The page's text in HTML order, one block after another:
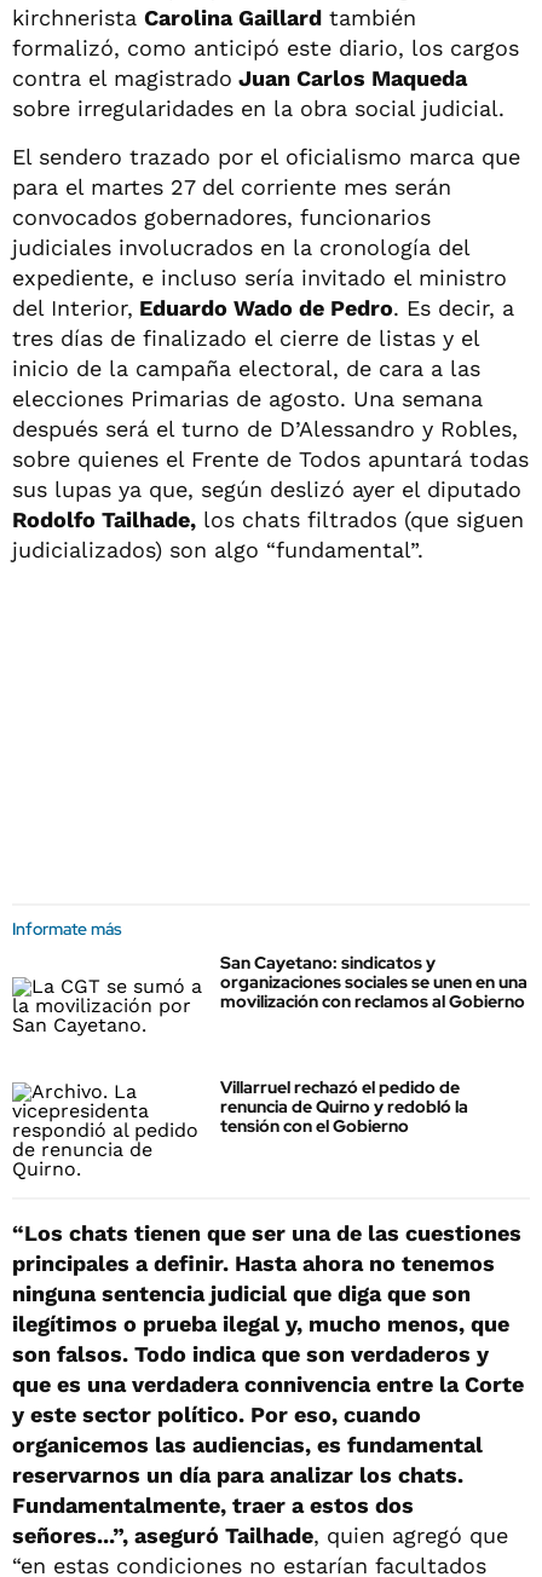
kirchnerista Carolina Gaillard también
formalizó, como anticipó este diario, los cargos
contra el magistrado Juan Carlos Maqueda
sobre irregularidades en la obra social judicial.
El sendero trazado por el oficialismo marca que
para el martes 27 del corriente mes serán
convocados gobernadores, funcionarios
judiciales involucrados en la cronología del
expediente, e incluso sería invitado el ministro
del Interior, Eduardo Wado de Pedro. Es decir, a
tres días de finalizado el cierre de listas y el
inicio de la campaña electoral, de cara a las
elecciones Primarias de agosto. Una semana
después será el turno de D’Alessandro y Robles,
sobre quienes el Frente de Todos apuntará todas
sus lupas ya que, según deslizó ayer el diputado
Rodolfo Tailhade, los chats filtrados (que siguen
judicializados) son algo “fundamental”.
Informate más
San Cayetano: sindicatos y
organizaciones sociales se unen en una
movilización con reclamos al Gobierno
Villarruel rechazó el pedido de
renuncia de Quirno y redobló la
tensión con el Gobierno
“Los chats tienen que ser una de las cuestiones
principales a definir. Hasta ahora no tenemos
ninguna sentencia judicial que diga que son
ilegítimos o prueba ilegal y, mucho menos, que
son falsos. Todo indica que son verdaderos y
que es una verdadera connivencia entre la Corte
y este sector político. Por eso, cuando
organicemos las audiencias, es fundamental
reservarnos un día para analizar los chats.
Fundamentalmente, traer a estos dos
señores...”, aseguró Tailhade, quien agregó que
“en estas condiciones no estarían facultados